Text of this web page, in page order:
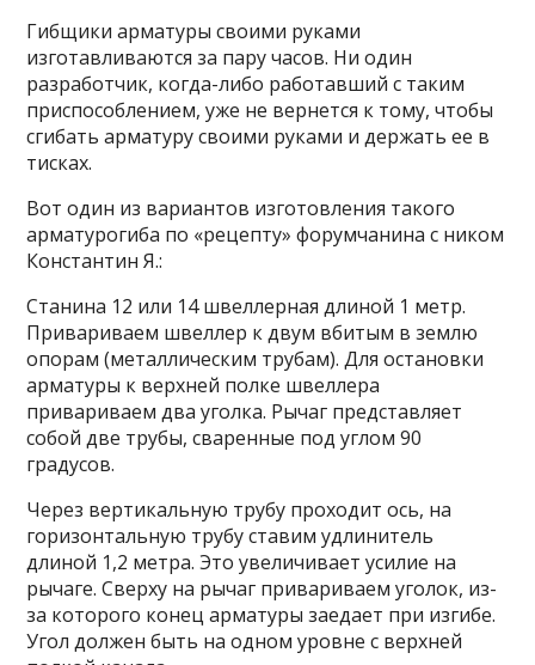
Гибщики арматуры своими руками
изготавливаются за пару часов. Ни один
разработчик, когда-либо работавший с таким
приспособлением, уже не вернется к тому, чтобы
сгибать арматуру своими руками и держать ее в
тисках.
Вот один из вариантов изготовления такого
арматурогиба по «рецепту» форумчанина с ником
Константин Я.:
Станина 12 или 14 швеллерная длиной 1 метр.
Привариваем швеллер к двум вбитым в землю
опорам (металлическим трубам). Для остановки
арматуры к верхней полке швеллера
привариваем два уголка. Рычаг представляет
собой две трубы, сваренные под углом 90
градусов.
Через вертикальную трубу проходит ось, на
горизонтальную трубу ставим удлинитель
длиной 1,2 метра. Это увеличивает усилие на
рычаге. Сверху на рычаг привариваем уголок, из-
за которого конец арматуры заедает при изгибе.
Угол должен быть на одном уровне с верхней